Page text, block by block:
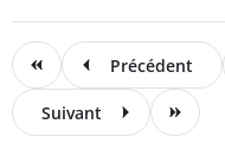
Précédent
Suivant